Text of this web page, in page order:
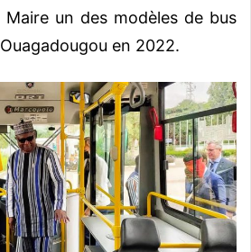
un des modèles de bus
en 2022.